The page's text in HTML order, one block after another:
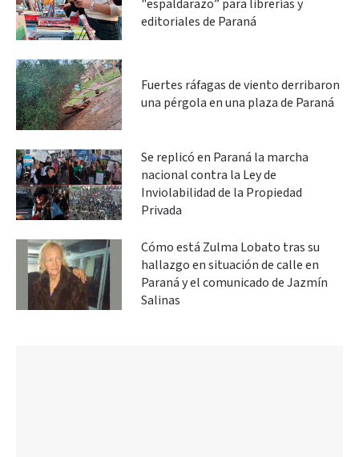
"espaldarazo” para librerías y
editoriales de Paraná
Fuertes ráfagas de viento derribaron
una pérgola en una plaza de Paraná
Se replicó en Paraná la marcha
nacional contra la Ley de
Inviolabilidad de la Propiedad
Privada
Cómo está Zulma Lobato tras su
hallazgo en situación de calle en
Paraná y el comunicado de Jazmín
Salinas